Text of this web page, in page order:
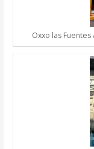
Oxxo las